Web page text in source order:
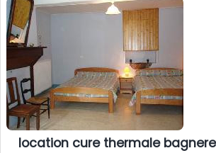
location cure thermale